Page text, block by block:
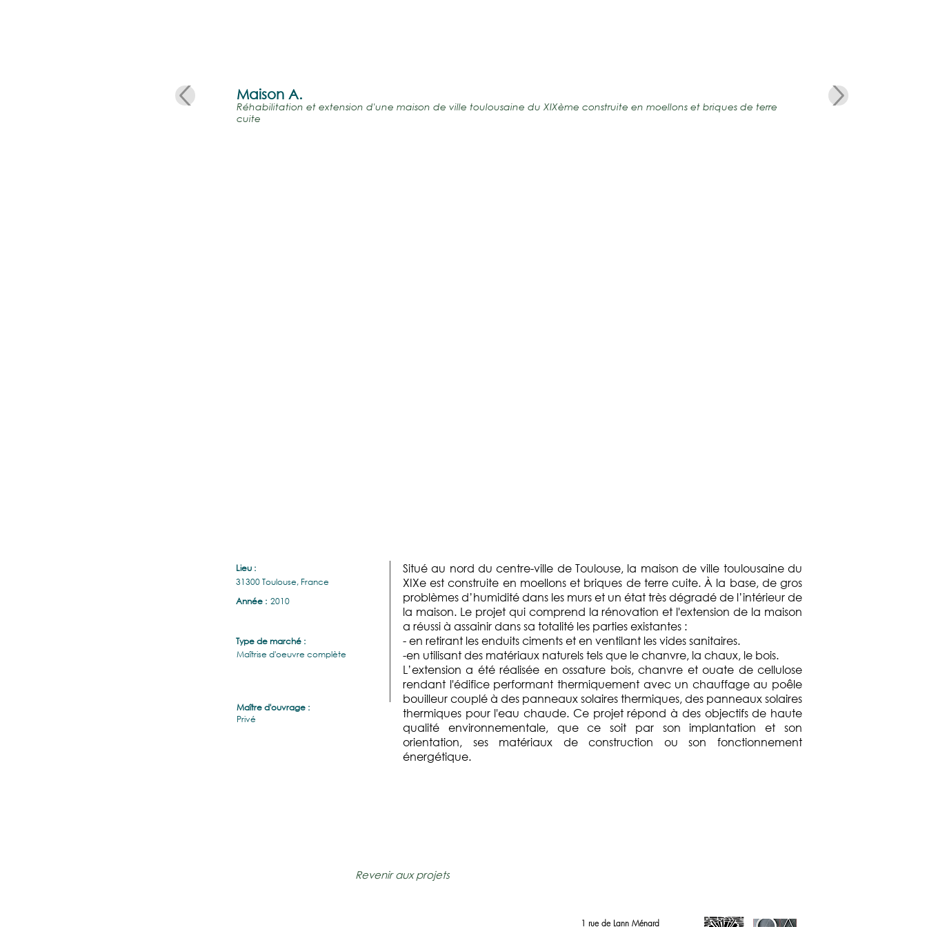
Maison A.
Réhabilitation et extension d'une maison de ville toulousaine du XIXème construite en moellons et briques de terre
cuite
Lieu :
Situé au nord du centre-ville de Toulouse, la maison de ville toulousaine du
XIXe est construite en moellons et briques de terre cuite. À la base, de gros
problèmes d’humidité dans les murs et un état très dégradé de l’intérieur de
la maison. Le projet qui comprend la rénovation et l'extension de la maison
a réussi à assainir dans sa totalité les parties existantes :
- en retirant les enduits ciments et en ventilant les vides sanitaires.
-en utilisant des matériaux naturels tels que le chanvre, la chaux, le bois.
L’extension a été réalisée en ossature bois, chanvre et ouate de cellulose
rendant l'édifice performant thermiquement avec un chauffage au poêle
bouilleur couplé à des panneaux solaires thermiques, des panneaux solaires
thermiques pour l'eau chaude. Ce projet répond à des objectifs de haute
qualité environnementale, que ce soit par son implantation et son
orientation, ses matériaux de construction ou son fonctionnement
énergétique.
31300 Toulouse, France
Année : 2010
Type de marché :
Maîtrise d'oeuvre complète
Maître d'ouvrage :
Privé
Revenir aux projets
1 rue de Lann Ménard